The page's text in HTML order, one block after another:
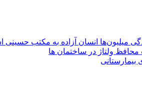
میلیون‌ها انسان آزاده به مکتب
ولتاژ در ساختمان ها